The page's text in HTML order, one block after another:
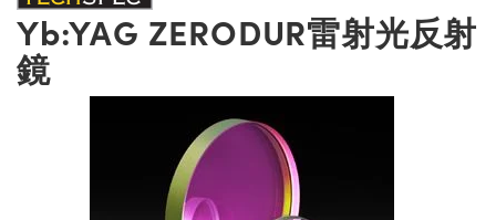
Optics | 偏振光學元件
| 分光鏡
| 超快光學
器
Assemblies | 雷射光學元件組
Shaping | 雷射光束整形
and Breadboards | 光學平臺
| 電動平臺
and Slides | 平臺和滑塊
| ZEISS 物鏡
Microscopes
Objectives | 有限共軛物鏡
| 雷射防護
| 雷射用光機模組
| 實驗室和生產線
Magnification Lenses
Objectives | 顯微鏡物鏡
Lenses for Harsh Environments
and Advanced
Cameras | Teledyne Dalsa
Microscopy Cameras
Cameras | Allied Vision 相機
Sources | 其他光源
| 光源配件
Level Test Targets | 色卡測試板
| USAF 測試版
測器
大器
| 光學膠
Products | Acktar 黑色吸
Accessories | UV固化設備
Imaging
Lenses | 清倉顯微鏡
Lenses | 清倉成像鏡頭
| 清倉照明
| 重新認證顯微鏡
Lenses | 重新認證成像鏡
| 重新認證相機
| 重新認證照明
Yb:YAG ZERODUR雷射光反射
鏡